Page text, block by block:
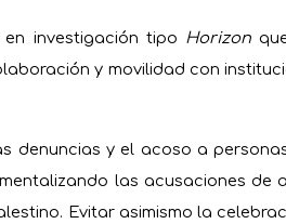
investigación tipo Horizon
y movilidad con
denuncias y el acoso a
las acusaciones de
Evitar asimismo la